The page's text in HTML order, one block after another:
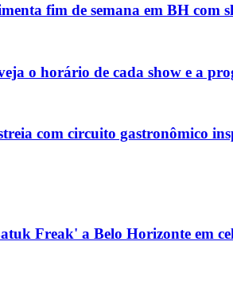
fim de semana em BH com
o horário de cada show e a
com circuito gastronômico
Freak' a Belo Horizonte em